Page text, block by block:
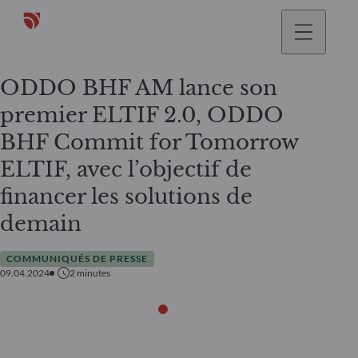
ODDO BHF AM lance son
premier ELTIF 2.0, ODDO
BHF Commit for Tomorrow
ELTIF, avec l’objectif de
financer les solutions de
demain
COMMUNIQUÉS DE PRESSE
09.04.2024
2 minutes